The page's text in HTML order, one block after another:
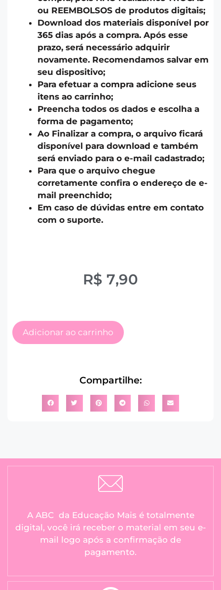
ou REEMBOLSOS de produtos digitais;
Download dos materiais disponível por
365 dias após a compra. Após esse
prazo, será necessário adquirir
novamente. Recomendamos salvar em
seu dispositivo;
Para efetuar a compra adicione seus
itens ao carrinho;
Preencha todos os dados e escolha a
forma de pagamento;
Ao Finalizar a compra, o arquivo ficará
disponível para download e também
será enviado para o e-mail cadastrado;
Para que o arquivo chegue
corretamente confira o endereço de e-
mail preenchido;
Em caso de dúvidas entre em contato
com o suporte.
R$ 7,90
Adicionar ao carrinho
Compartilhe:
A ABC da Educação Mais é totalmente
digital, você irá receber o material em seu e-
mail logo após a confirmação de
pagamento.